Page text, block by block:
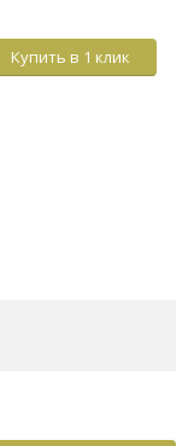
Купить в 1 клик